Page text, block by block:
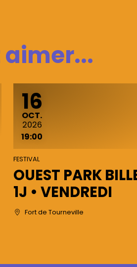
aimer...
16
OCTOBRE
OCT.
2026
19:00
FESTIVAL
OUEST PARK
1J • VENDREDI
Fort de Tourneville